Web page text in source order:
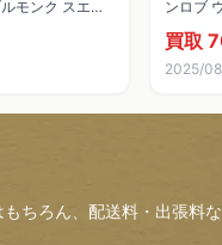
モンク スエー
ンロブ
買取
2025/
ちろん、配送料・出張料